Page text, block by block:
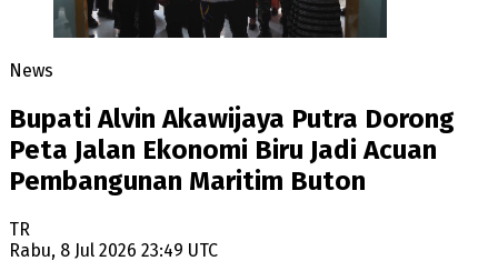
News
Bupati Alvin Akawijaya Putra Dorong
Peta Jalan Ekonomi Biru Jadi Acuan
Pembangunan Maritim Buton
TR
Rabu, 8 Jul 2026 23:49 UTC